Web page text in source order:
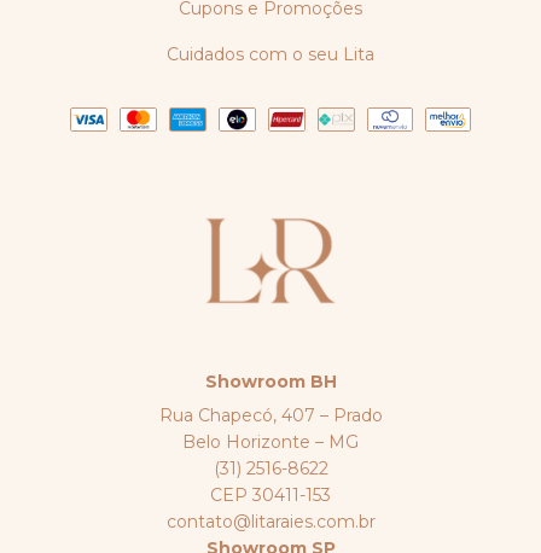
Cupons e Promoções
Cuidados com o seu Lita
Showroom BH
Rua Chapecó, 407 – Prado
Belo Horizonte – MG
(31) 2516-8622
CEP 30411-153
contato@litaraies.com.br
Showroom SP